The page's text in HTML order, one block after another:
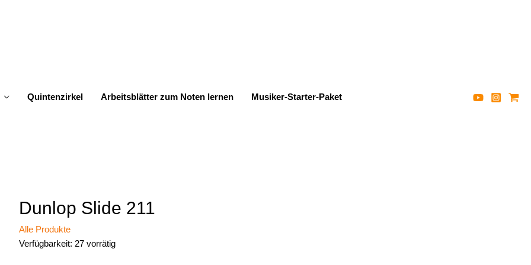
Quintenzirkel Arbeitsblätter zum Noten lernen Musiker-Starter-Paket
Dunlop Slide 211
Alle Produkte
Verfügbarkeit: 27 vorrätig